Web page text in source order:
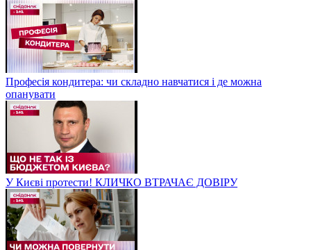
Професія кондитера: чи складно навчатися і де можна
опанувати
У Києві протести! КЛИЧКО ВТРАЧАЄ ДОВІРУ